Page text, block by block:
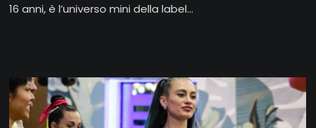
16 anni, è l’universo mini della label...